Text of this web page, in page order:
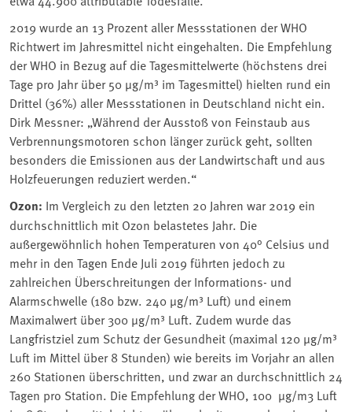
2019 wurde an 13 Prozent aller Messstationen der WHO
Richtwert im Jahresmittel nicht eingehalten. Die Empfehlung
der WHO in Bezug auf die Tagesmittelwerte (höchstens drei
Tage pro Jahr über 50 µg/m³ im Tagesmittel) hielten rund ein
Drittel (36%) aller Messstationen in Deutschland nicht ein.
Dirk Messner: „Während der Ausstoß von Feinstaub aus
Verbrennungsmotoren schon länger zurück geht, sollten
besonders die Emissionen aus der Landwirtschaft und aus
Holzfeuerungen reduziert werden.“
Ozon: Im Vergleich zu den letzten 20 Jahren war 2019 ein
durchschnittlich mit Ozon belastetes Jahr. Die
außergewöhnlich hohen Temperaturen von 40° Celsius und
mehr in den Tagen Ende Juli 2019 führten jedoch zu
zahlreichen Überschreitungen der Informations- und
Alarmschwelle (180 bzw. 240 µg/m³ Luft) und einem
Maximalwert über 300 µg/m³ Luft. Zudem wurde das
Langfristziel zum Schutz der Gesundheit (maximal 120 µg/m³
Luft im Mittel über 8 Stunden) wie bereits im Vorjahr an allen
260 Stationen überschritten, und zwar an durchschnittlich 24
Tagen pro Station. Die Empfehlung der WHO, 100 µg/m3 Luft